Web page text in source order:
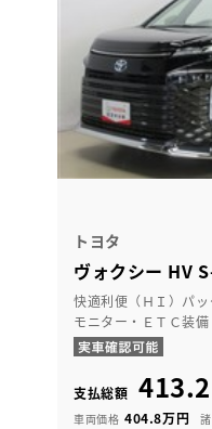
トヨタ
ヴォクシー HV
快適利便（ＨＩ）パ
モニター・ＥＴＣ装
支払総額 413.2
車両価格 404.8万円